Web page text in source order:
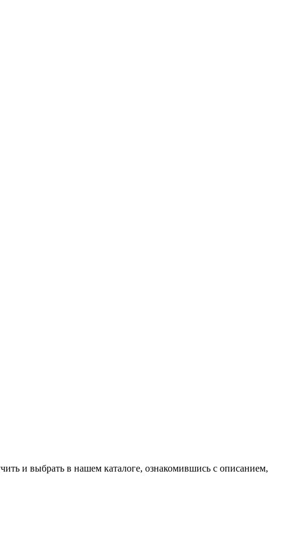
и выбрать в нашем каталоге, ознакомившись с описанием,